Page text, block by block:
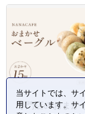
専門店のおまか
当サイトでは、サ
用しています。サ